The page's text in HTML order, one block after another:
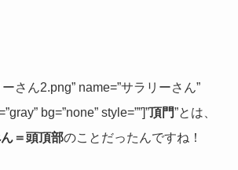
さん2.png” name=”サラリーさん”
bg=”none” style=””]”頂門”とは、
＝頭頂部のことだったんですね！